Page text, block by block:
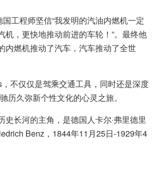
工程师坚信“我发明的汽油内燃机一定
机，更快地推动前进的车轮！”。最终他
内燃机推动了汽车，汽车推动了全世
不仅仅是驾乘交通工具，同时还是深度
历久弥新个性文化的心灵之旅。
史长河的主角，是德国人卡尔·弗里德里
Benz，1844年11月25日-1929年4